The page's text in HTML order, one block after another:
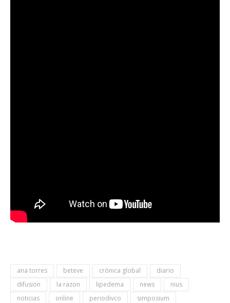
ana torres beteve crónica global
diario
difusion
la razon lipedema news
nius
noticias
online periodivco
simposium